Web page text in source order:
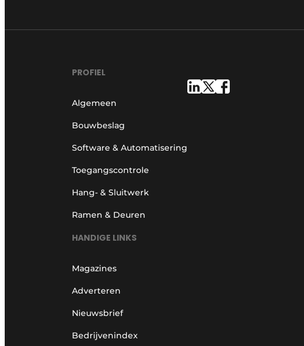
PROFIEL
Algemeen
Bouwbeslag
Software & Automatisering
Toegangscontrole
Hang- & Sluitwerk
Ramen & Deuren
HANDIGE LINKS
Magazines
Adverteren
Nieuwsbrief
Bedrijvenindex